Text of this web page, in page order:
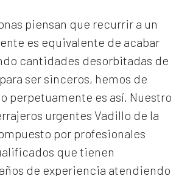
piensan que recurrir a un
es equivalente de acabar
cantidades desorbitadas de
ser sinceros, hemos de
perpetuamente es así. Nuestro
urgentes Vadillo de la
por profesionales
que tienen
de experiencia atendiendo